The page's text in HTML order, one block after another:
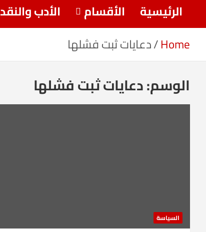
الرئيسية الأقسام الأدب والنقد
Home دعايات ثبت فشلها
الوسم:دعايات ثبت فشلها
السياسة